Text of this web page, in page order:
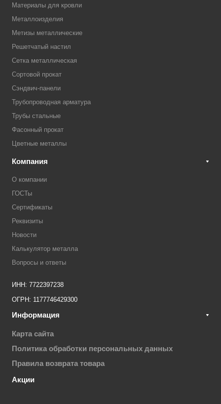
Материалы для кровли
Металлоизделия
Метизы металлические
Решетчатый настил
Сетка металлическая
Сортовой прокат
Сэндвич-панели
Трубопроводная арматура
Трубы стальные
Фасонный прокат
Цветные металлы
Компания
О компании
ГОСТы
Сертификаты
Реквизиты
Новости
Калькулятор металла
Вопросы и ответы
ИНН: 7722397238
ОГРН: 1177746429300
Информация
Карта сайта
Политика обработки персональных данных
Правила возврата товара
Акции